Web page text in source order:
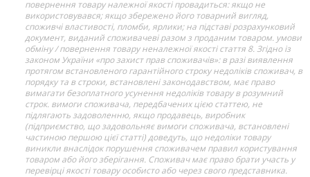
повернення товару належної якості провадиться: якщо не
використовувався; якщо збережено його товарний вигляд,
споживчі властивості, пломби, ярлики; на підставі розрахунковий
документ, виданий споживачеві разом з проданим товаром. умови
обміну / повернення товару неналежної якості стаття 8. Згідно із
законом України «про захист прав споживачів»: в разі виявлення
протягом встановленого гарантійного строку недоліків споживач, в
порядку та в строки, встановлені законодавством, має право
вимагати безоплатного усунення недоліків товару в розумний
строк. вимоги споживача, передбачених цією статтею, не
підлягають задоволенню, якщо продавець, виробник
(підприємство, що задовольняє вимоги споживача, встановлені
частиною першою цієї статті) доведуть, що недоліки товару
виникли внаслідок порушення споживачем правил користування
товаром або його зберігання. Споживач має право брати участь у
перевірці якості товару особисто або через свого представника.